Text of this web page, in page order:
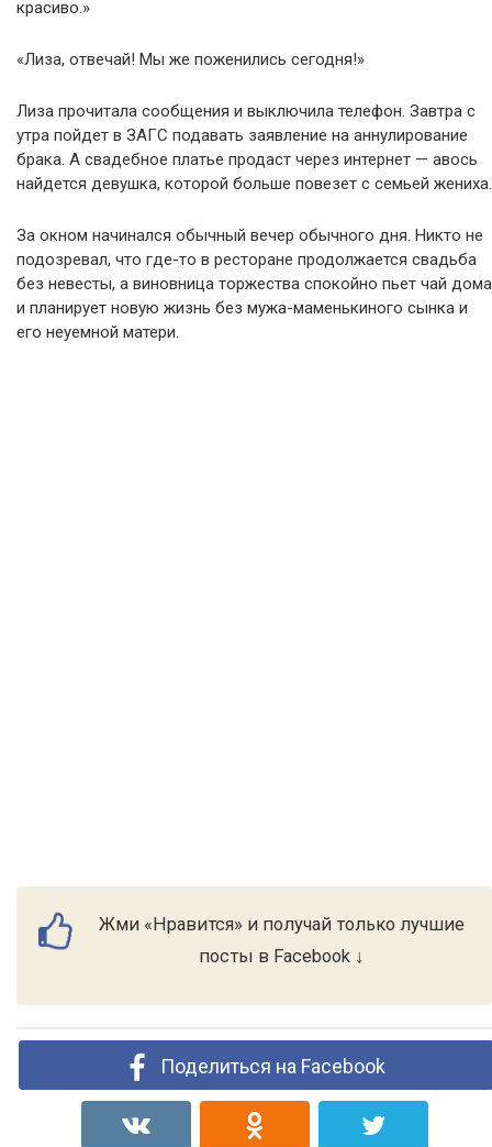
красиво.»
«Лиза, отвечай! Мы же поженились сегодня!»
Лиза прочитала сообщения и выключила телефон. Завтра с
утра пойдет в ЗАГС подавать заявление на аннулирование
брака. А свадебное платье продаст через интернет — авось
найдется девушка, которой больше повезет с семьей жениха.
За окном начинался обычный вечер обычного дня. Никто не
подозревал, что где-то в ресторане продолжается свадьба
без невесты, а виновница торжества спокойно пьет чай дома
и планирует новую жизнь без мужа-маменькиного сынка и
его неуемной матери.
Жми «Нравится» и получай только лучшие
посты в Facebook ↓
Поделиться на Facebook